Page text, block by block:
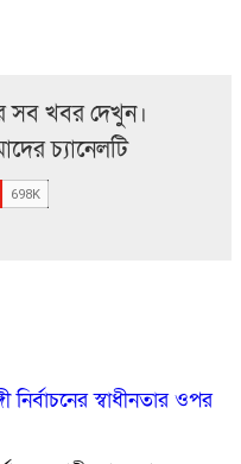
সব খবর দেখুন।
চ্যানেলটি